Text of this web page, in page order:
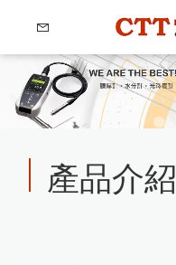
產品介紹